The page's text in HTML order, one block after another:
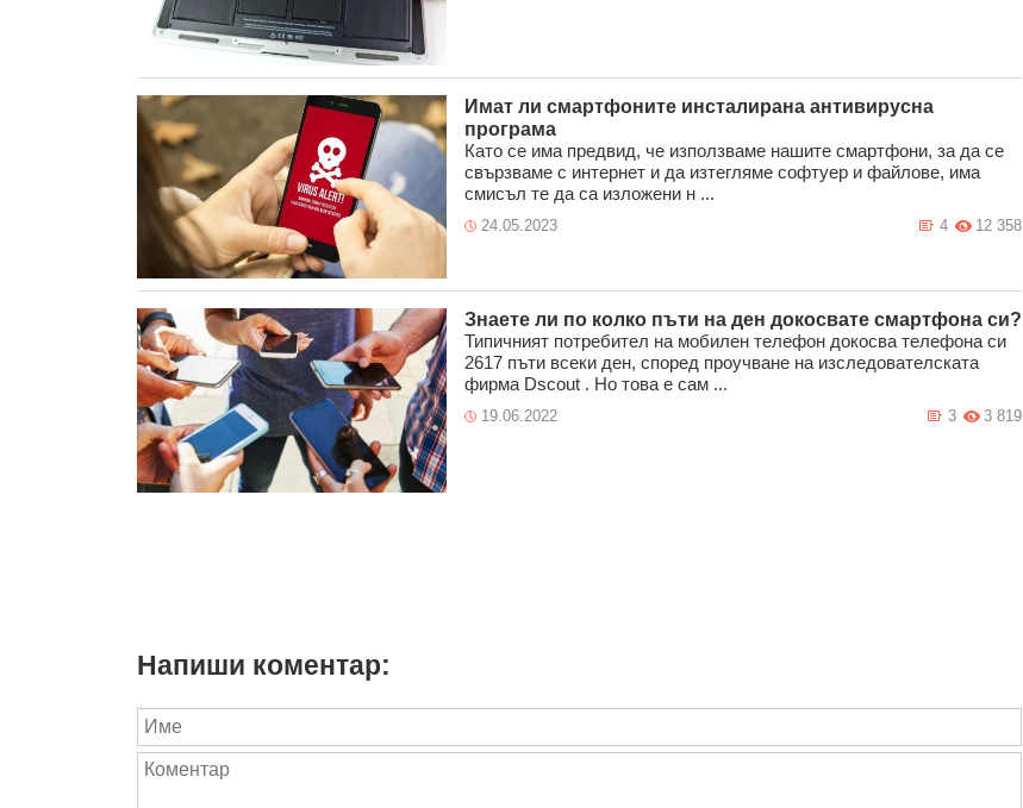
Имат ли смартфоните инсталирана антивирусна
програма
Като се има предвид, че използваме нашите смартфони, за да се
свързваме с интернет и да изтегляме софтуер и файлове, има
смисъл те да са изложени н ...
24.05.2023 12 358
4
Знаете ли по колко пъти на ден докосвате смартфона си?
Типичният потребител на мобилен телефон докосва телефона си
2617 пъти всеки ден, според проучване на изследователската
фирма Dscout . Но това е сам ...
19.06.2022 3 819
3
Напиши коментар: